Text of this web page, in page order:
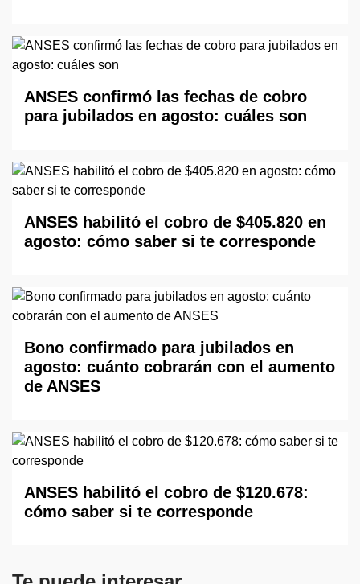
ANSES confirmó las fechas de cobro
para jubilados en agosto: cuáles son
ANSES habilitó el cobro de $405.820 en
agosto: cómo saber si te corresponde
Bono confirmado para jubilados en
agosto: cuánto cobrarán con el aumento
de ANSES
ANSES habilitó el cobro de $120.678:
cómo saber si te corresponde